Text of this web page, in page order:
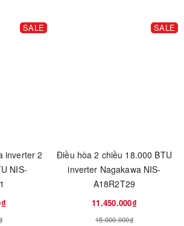
SALE
inverter 2
NIS-
SALE
Điều hòa 2 chiều 18.000 BTU
inverter Nagakawa NIS-
A18R2T29
11.450.000₫
15.000.000₫